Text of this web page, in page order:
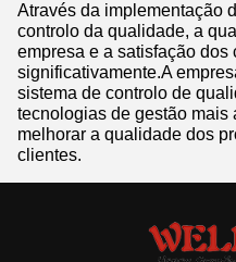
Através da implementação
controlo da qualidade, a
empresa e a satisfação dos
significativamente.A
sistema de controlo de
tecnologias de gestão mais
melhorar a qualidade dos
clientes.